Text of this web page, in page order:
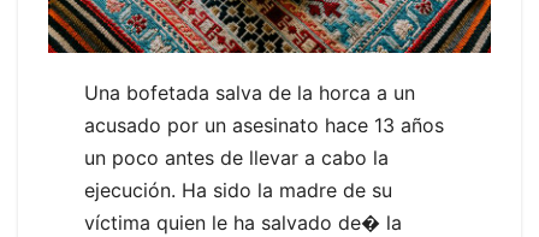
Una bofetada salva de la horca a un
acusado por un asesinato hace 13 años
un poco antes de llevar a cabo la
ejecución. Ha sido la madre de su
víctima quien le ha salvado de� la